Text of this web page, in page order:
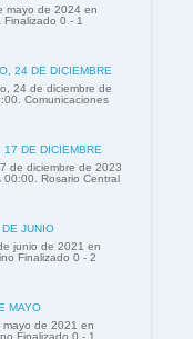
mayo de 2024 en
Finalizado 0 - 1
24 DE DICIEMBRE
24 de diciembre de
Comunicaciones
17 DE DICIEMBRE
de diciembre de 2023
Rosario Central
JUNIO
junio de 2021 en
Finalizado 0 - 2
MAYO
mayo de 2021 en